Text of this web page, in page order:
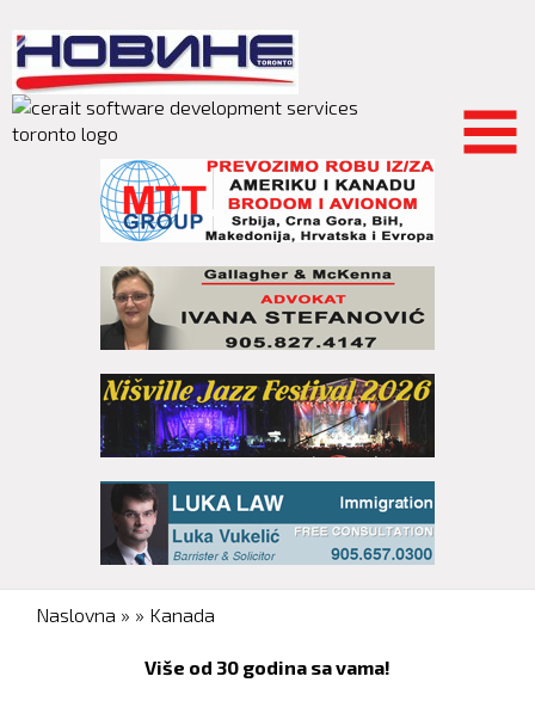
main
content
You are here
Naslovna » » Kanada
Više od 30 godina sa vama!